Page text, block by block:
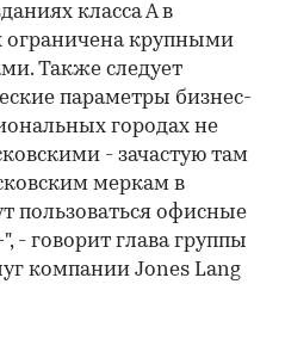
класса А в
ограничена крупными
Также следует
параметры бизнес-
городах не
- зачастую там
меркам в
пользоваться офисные
- говорит глава группы
компании Jones Lang